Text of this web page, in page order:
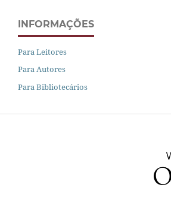
INFORMAÇÕES
Para Leitores
Para Autores
Para Bibliotecários